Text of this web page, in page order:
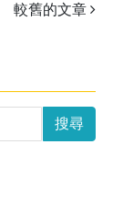
較舊的文章